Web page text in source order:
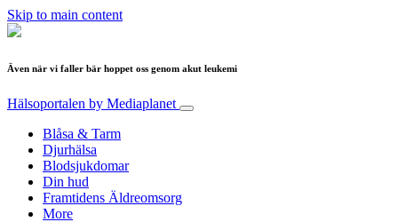
Skip to main content
Även när vi faller bär hoppet oss genom akut leukemi
Hälsoportalen by Mediaplanet
Blåsa & Tarm
Djurhälsa
Blodsjukdomar
Din hud
Framtidens Äldreomsorg
More